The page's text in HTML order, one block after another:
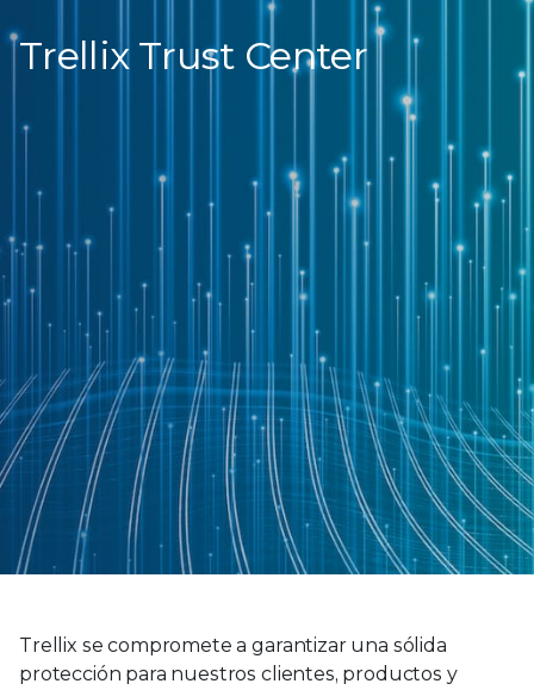
Trellix Trust Center
Trellix se compromete a garantizar una sólida
protección para nuestros clientes, productos y